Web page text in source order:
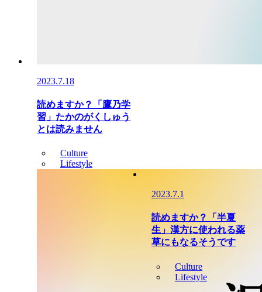
2023.7.18
読めますか？「鷹乃学
習」たかのがくしゅう
とは読みません
Culture
Lifestyle
2023.7.1
読めますか？「半夏
生」漢方に使われる薬
草にもなるそうです
Culture
Lifestyle